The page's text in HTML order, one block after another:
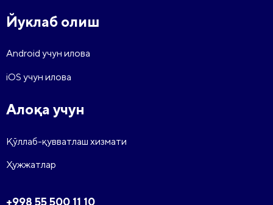
Йуклаб олиш
Android учун илова
iOS учун илова
Алоқа учун
Қўллаб-қувватлаш хизмати
Ҳужжатлар
+998 55 500 11 10